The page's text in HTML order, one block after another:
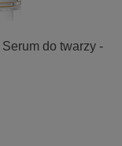
do twarzy -